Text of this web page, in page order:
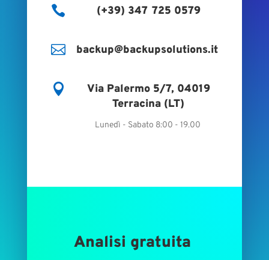
 (+39) 347 725 0579
 backup@backupsolutions.it

Via Palermo 5/7, 04019
Terracina (LT)
Lunedì - Sabato 8:00 - 19.00
Analisi gratuita